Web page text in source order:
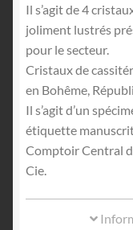
Il s’agit de 4
joliment lustrés
pour le secteur.
Cristaux de
en Bohême,
Il s’agit d’un
étiquette
Comptoir Central
Cie.